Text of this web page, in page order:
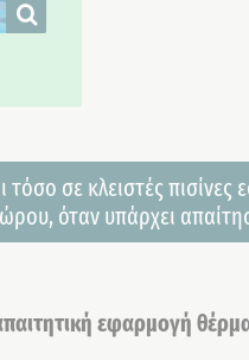
σε κλειστές
όταν υπάρχει
εφαρμογή